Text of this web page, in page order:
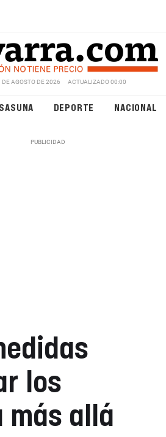
DE AGOSTO DE 2026 ACTUALIZADO 00:00
DEPORTE NACIONAL
los
más allá